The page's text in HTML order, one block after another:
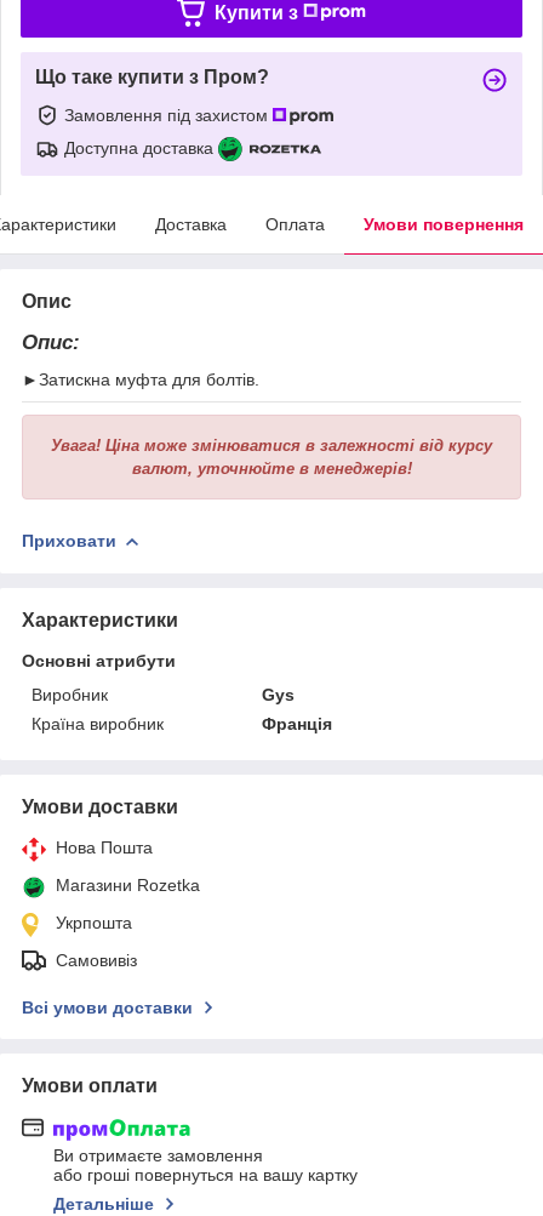
Купити з
Що таке купити з Пром?
Замовлення під захистом
Доступна доставка
Доставка Оплата Умови повернення
Опис
Опис:
►Затискна муфта для болтів.
Увага! Ціна може змінюватися в залежності від курсу
валют, уточнюйте в менеджерів!
Приховати
Характеристики
Основні атрибути
Виробник
Gys
Країна виробник
Франція
Умови доставки
Нова Пошта
Магазини Rozetka
Укрпошта
Самовивіз
Всі умови доставки
Умови оплати
Ви отримаєте замовлення
або гроші повернуться на вашу картку
Детальніше